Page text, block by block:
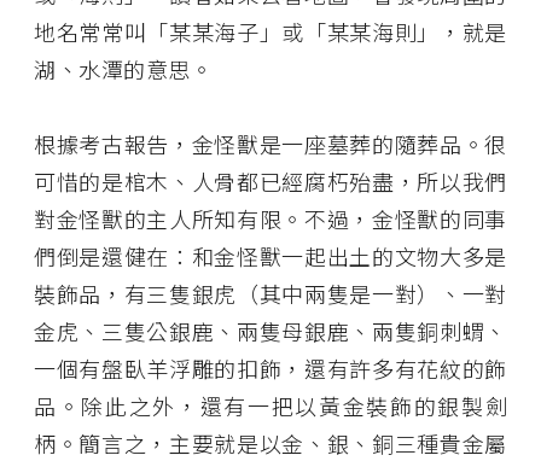
地名常常叫「某某海子」或「某某海則」，就是
湖、水潭的意思。
根據考古報告，金怪獸是一座墓葬的隨葬品。很
可惜的是棺木、人骨都已經腐朽殆盡，所以我們
對金怪獸的主人所知有限。不過，金怪獸的同事
們倒是還健在：和金怪獸一起出土的文物大多是
裝飾品，有三隻銀虎（其中兩隻是一對）、一對
金虎、三隻公銀鹿、兩隻母銀鹿、兩隻銅刺蝟、
一個有盤臥羊浮雕的扣飾，還有許多有花紋的飾
品。除此之外，還有一把以黃金裝飾的銀製劍
柄。簡言之，主要就是以金、銀、銅三種貴金屬